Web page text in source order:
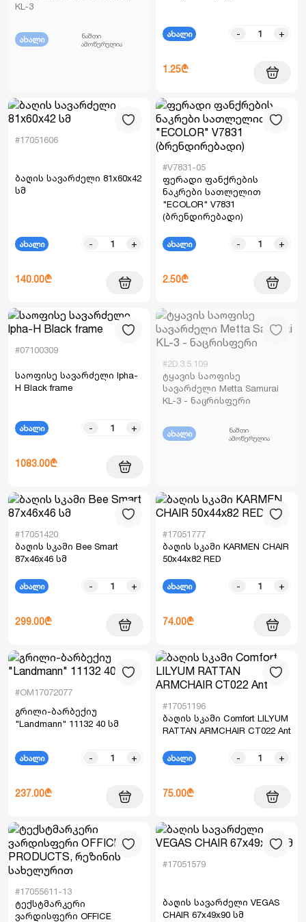
KL-3
ახალი
ნაშთი
ამოწურულია
ახალი - +
1.25₾
#17051606
ბაღის სავარძელი 81x60x42
სმ
ახალი - +
140.00₾
#V7831-05
ფერადი ფანქრების
ნაკრები სათლელით
"ECOLOR" V7831
(ბრენდირებადი)
ახალი - +
2.50₾
#07100309
საოფისე სავარძელი lpha-
H Black frame
ახალი - +
1083.00₾
#2D.3.5.109
ტყავის საოფისე
სავარძელი Metta Samurai
KL-3 - ნაცრისფერი
ახალი
ნაშთი
ამოწურულია
#17051420
ბაღის სკამი Bee Smart
87x46x46 სმ
ახალი - +
299.00₾
#17051777
ბაღის სკამი KARMEN CHAIR
50x44x82 RED
ახალი - +
74.00₾
#OM17072077
გრილი-ბარბექიუ
"Landmann" 11132 40 სმ
ახალი - +
237.00₾
#17051196
ბაღის სკამი Comfort LILYUM
RATTAN ARMCHAIR CT022 Ant
ახალი - +
75.00₾
#17055611-13
ტექსტმარკერი
ვარდისფერი OFFICE
#17051579
ბაღის სავარძელი VEGAS
CHAIR 67x49x90 სმ